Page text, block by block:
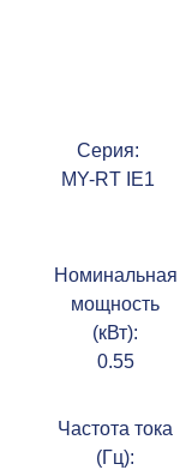
Серия:
MY-RT IE1
Номинальная
мощность
(кВт):
0.55
Частота тока
(Гц):